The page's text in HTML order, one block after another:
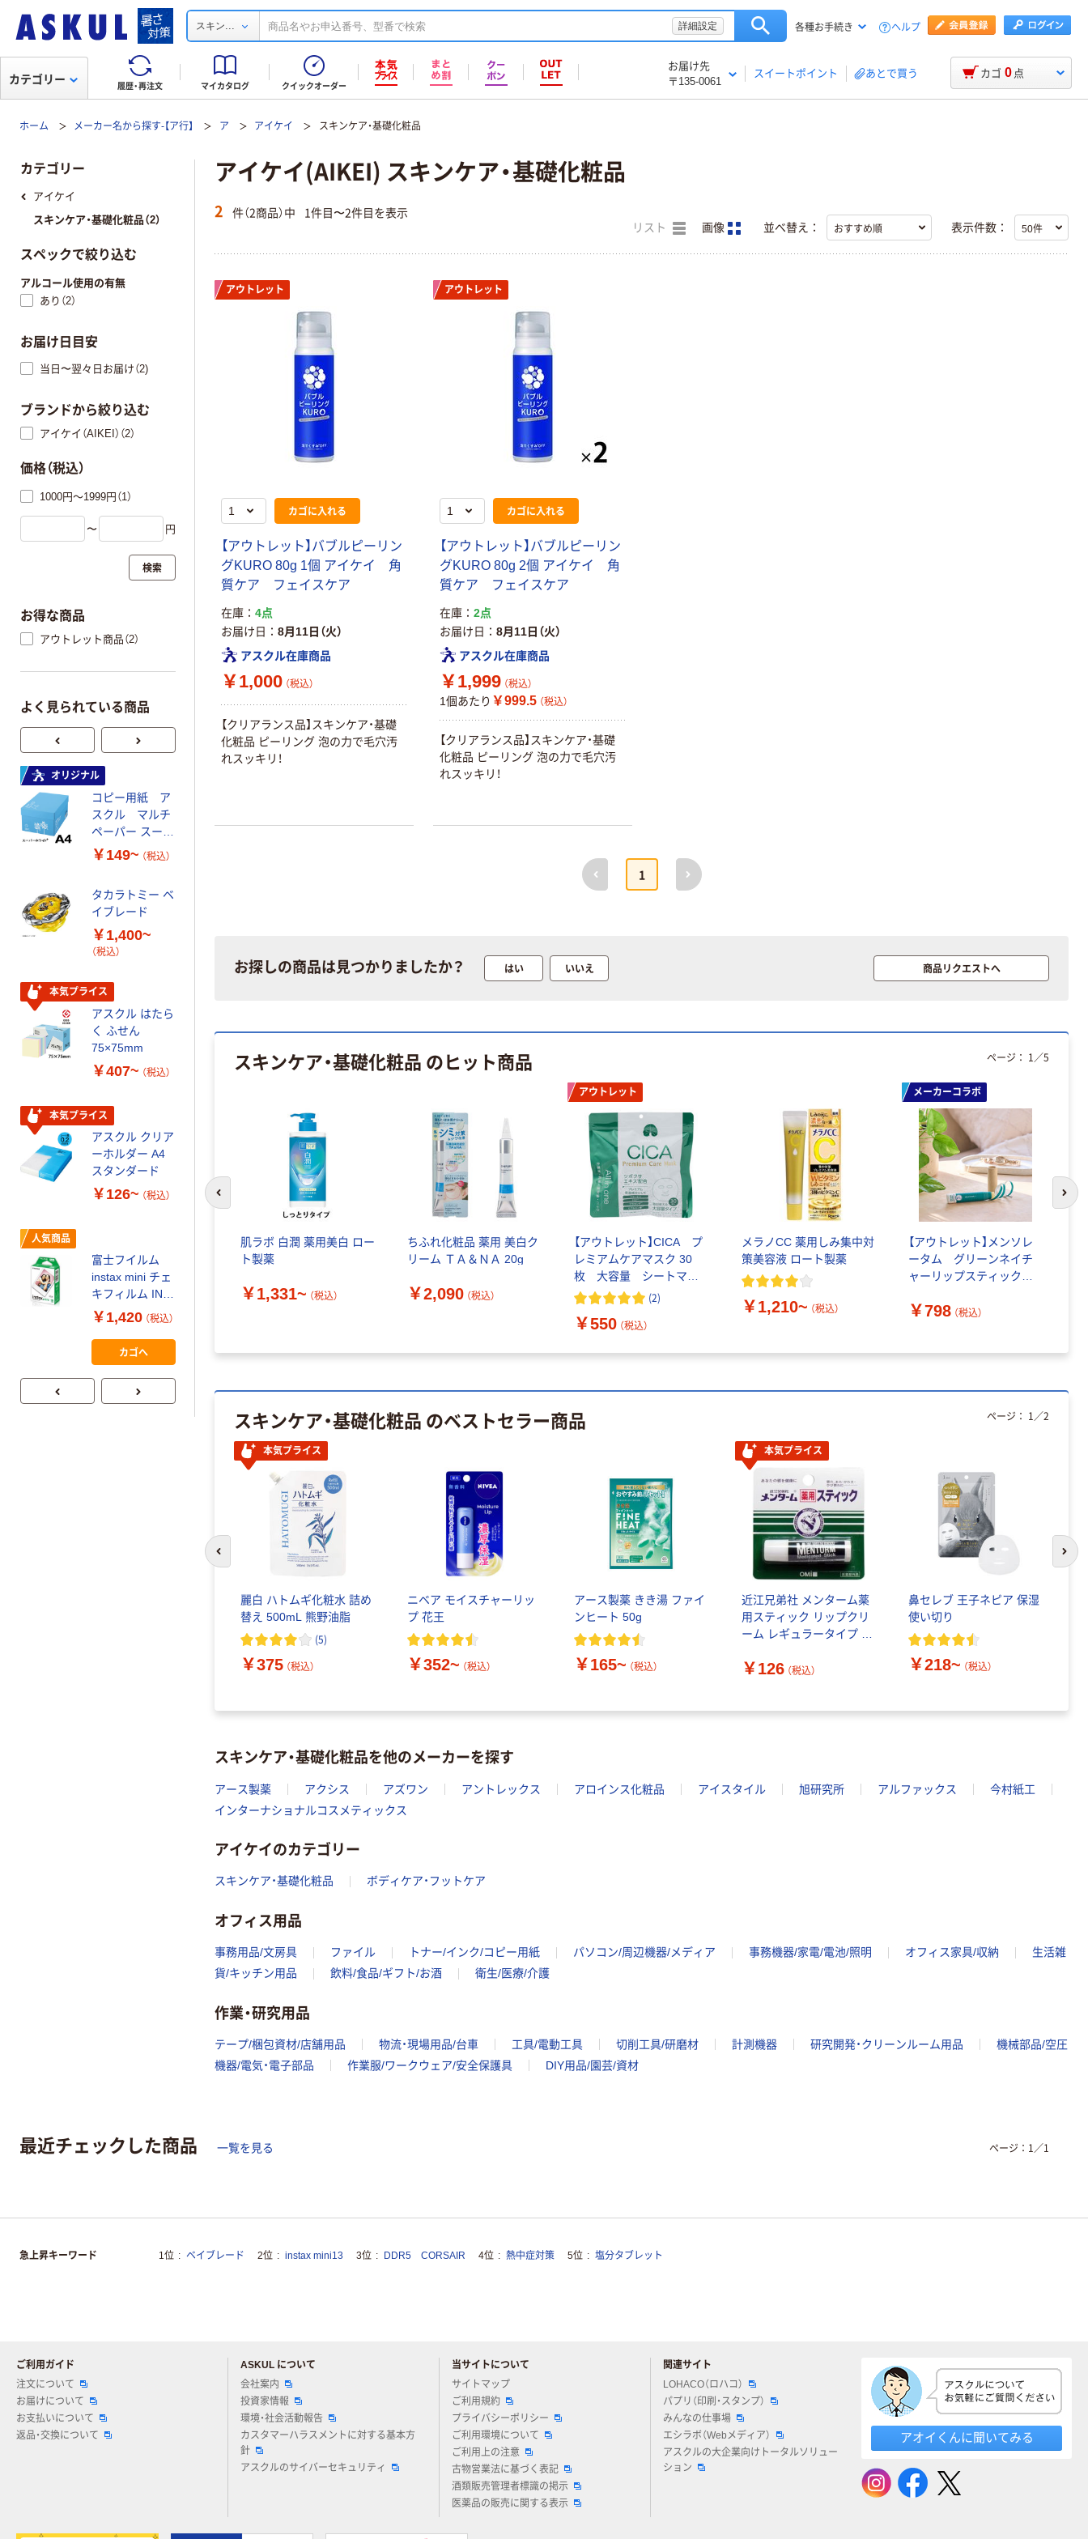
スキン... 詳細設定 各種お手続き ヘルプ
履歴・再注文 マイカタログ クイックオーダー
お届け先
〒135-0061
スイートポイント あとで買う
カテゴリー カゴ 0 点
ホーム メーカー名から探す-【ア行】 ア アイケイ スキンケア・基礎化粧品
アイケイ(AIKEI) スキンケア・基礎化粧品
2 件（2商品）中 1件目〜2件目を表示
リスト 画像 並べ替え： 表示件数：
アウトレット
カゴに入れる
【アウトレット】バブルピーリン
グKURO 80g 1個 アイケイ 角
質ケア フェイスケア
在庫
4点
お届け日
8月11日（火）
アスクル在庫商品
￥1,000 （税込）
【クリアランス品】スキンケア・基礎
化粧品 ピーリング 泡の力で毛穴汚
れスッキリ！
アウトレット
カゴに入れる
【アウトレット】バブルピーリン
グKURO 80g 2個 アイケイ 角
質ケア フェイスケア
在庫
2点
お届け日
8月11日（火）
アスクル在庫商品
￥1,999 （税込）
1個あたり ￥999.5 （税込）
【クリアランス品】スキンケア・基礎
化粧品 ピーリング 泡の力で毛穴汚
れスッキリ！
前へ
1
次へ
お探しの商品は見つかりましたか？ はい いいえ 商品リクエストへ
スキンケア・基礎化粧品 のヒット商品
浸保
肌ラボ 白潤 薬用美白 ロー
ト製薬
￥1,331~ （税込）
ちふれ化粧品 薬用 美白ク
リーム ＴＡ＆ＮＡ 20g
￥2,090 （税込）
アウトレット
【アウトレット】CICA プ
レミアムケアマスク 30
枚 大容量 シートマス
ク パック MDSKIN
(2)
￥550 （税込）
メラノCC 薬用しみ集中対
策美容液 ロート製薬
￥1,210~ （税込）
メーカーコラボ
【アウトレット】メンソレ
ータム グリーンネイチ
ャーリップスティック
￥798 （税込）
ページ： 1 ／5
前のスライドへ 次
スキンケア・基礎化粧品 のベストセラー商品
本気プライス
麗白 ハトムギ化粧水 詰め
替え 500mL 熊野油脂
(5)
￥375 （税込）
ニベア モイスチャーリッ
プ 花王
￥352~ （税込）
アース製薬 きき湯 ファイ
ンヒート 50g
￥165~ （税込）
本気プライス
近江兄弟社 メンターム薬
用スティック リップクリ
ーム レギュラータイプ 4g
￥126 （税込）
鼻セレブ 王子ネピア 保湿
使い切り
￥218~ （税込）
ページ： 1 ／2
前のスライドへ 次
スキンケア・基礎化粧品を他のメーカーを探す
アース製薬 アクシス アズワン アントレックス アロインス化粧品 アイスタイル 旭研究所 アルファックス
今村紙工
インターナショナルコスメティックス
アイケイのカテゴリー
スキンケア・基礎化粧品 ボディケア・フットケア
オフィス用品
事務用品/文房具 ファイル トナー/インク/コピー用紙 パソコン/周辺機器/メディア 事務機器/家電/電池/照明 オフィス家具/収納
生活雑
貨/キッチン用品
飲料/食品/ギフト/お酒 衛生/医療/介護
作業・研究用品
テープ/梱包資材/店舗用品 物流・現場用品/台車 工具/電動工具 切削工具/研磨材 計測機器 研究開発・クリーンルーム用品
機械部品/空圧
機器/電気・電子部品
作業服/ワークウェア/安全保護具 DIY用品/園芸/資材
カテゴリー
アイケイ
スキンケア・基礎化粧品（2）
スペックで絞り込む
アルコール使用の有無
あり（2）
お届け日目安
当日〜翌々日お届け（2)
ブランドから絞り込む
アイケイ（AIKEI）（2）
価格（税込）
1000円～1999円（1）
〜 円
検索
お得な商品
アウトレット商品（2）
よく見られている商品
オリジナル
コピー用紙 ア
スクル マルチ
ペーパー スーパ
ーホワイト+
￥149~ （税込）
タカラトミー ベ
イブレード
￥1,400~
（税込）
本気プライス
アスクル はたら
く ふせん
75×75mm
￥407~ （税込）
本気プライス
アスクル クリア
ーホルダー A4
スタンダード
￥126~ （税込）
人気商品
富士フイルム
instax mini チェ
キフィルム INS
MINI JP1 1パッ
ク（10枚入り）
￥1,420 （税込）
カゴへ
ケージ アスク
￥140~
パー ボックス
コンパクト ビ
ビッド PEFC認
コピー用紙 マ
ルチペーパー
スーパーエコノ
ミー+
本気プライス
アスクル はたら
本気プライス
ｍ 再生紙
100% 6ロール
￥460~ （税込）
形 アルカリ乾
ルオリジナル
オリジナル
アスクルオリジ
ナル ラミネー
トフィルム A4
サイズ
100μ（ミクロン）
本気プライス
ペーパータオル
ル 大王製紙共同
￥358~ （税込）
ーフリー）
￥398~
本気プライス
ニチバン セロテ
ープ 大巻
￥124~ （税込）
本気プライス
大塚製薬工場
経口補水液 オー
エスワン（OS-1）
￥159~
アスクル セロハ
本気プライス
アスクル トイ
レのおそうじシ
ート 大王製紙
共同企画 トイ
レクリーナー
トイレシート
オリジナル
￥330~
本気プライス
アスクル フラッ
トファイル エコ
A4タテ(コクヨ
￥115~
￥1,580~
（税込）
トイレットペー
120ｍ 再生紙
100% 6ロール
リサイクル100
芯あり FSC認
証
￥470~
最近チェックした商品 一覧を見る ページ： 1 ／1
急上昇キーワード 1位 ベイブレード 2位 instax mini13 3位 DDR5 CORSAIR 4位 熱中症対策 5位 塩分タブレット
ご利用ガイド
注文について
お届けについて
お支払いについて
返品・交換について
ASKUL について
会社案内
投資家情報
環境・社会活動報告
カスタマーハラスメントに対する基本方
針
アスクルのサイバーセキュリティ
当サイトについて
サイトマップ
ご利用規約
プライバシーポリシー
ご利用環境について
ご利用上の注意
古物営業法に基づく表記
酒類販売管理者標識の掲示
医薬品の販売に関する表示
関連サイト
LOHACO（ロハコ）
パプリ（印刷・スタンプ）
みんなの仕事場
エシラボ（Webメディア）
アスクルの大企業向けトータルソリュー
ション
アオイくんに聞いてみる